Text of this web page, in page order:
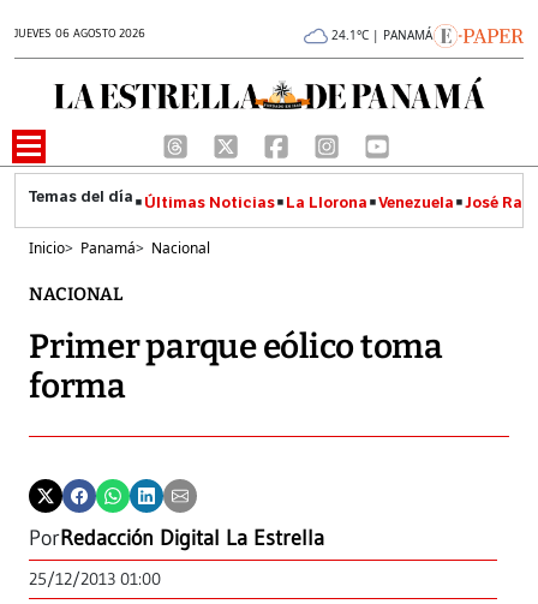
JUEVES 06 AGOSTO 2026 24.1°C | PANAMÁ
Últimas Noticias La Llorona Venezuela José
Inicio> Panamá> Nacional
NACIONAL
Primer parque eólico toma
forma
PorRedacción Digital La Estrella
25/12/2013 01:00